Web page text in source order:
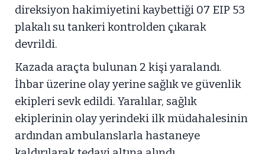
direksiyon hakimiyetini kaybettiği 07 EIP 53
plakalı su tankeri kontrolden çıkarak
devrildi.
Kazada araçta bulunan 2 kişi yaralandı.
İhbar üzerine olay yerine sağlık ve güvenlik
ekipleri sevk edildi. Yaralılar, sağlık
ekiplerinin olay yerindeki ilk müdahalesinin
ardından ambulanslarla hastaneye